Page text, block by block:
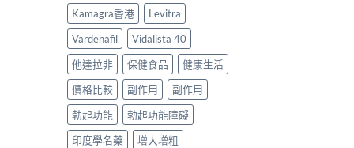
安
全
購
買
指
南〉
中
用
報
告
與
正
貨
購
買
指
南〉
中
較
｜
香
港
增
大
增
粗
凝
膠
邊
Kamagra香港
Levitra
Vardenafil
Vidalista 40
他達拉非
保健食品
健康生活
價格比較
副作用
副作用
勃起功能
勃起功能障礙
印度學名藥
增大增粗